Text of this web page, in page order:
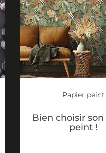
Papier peint
Bien choisir
peint !